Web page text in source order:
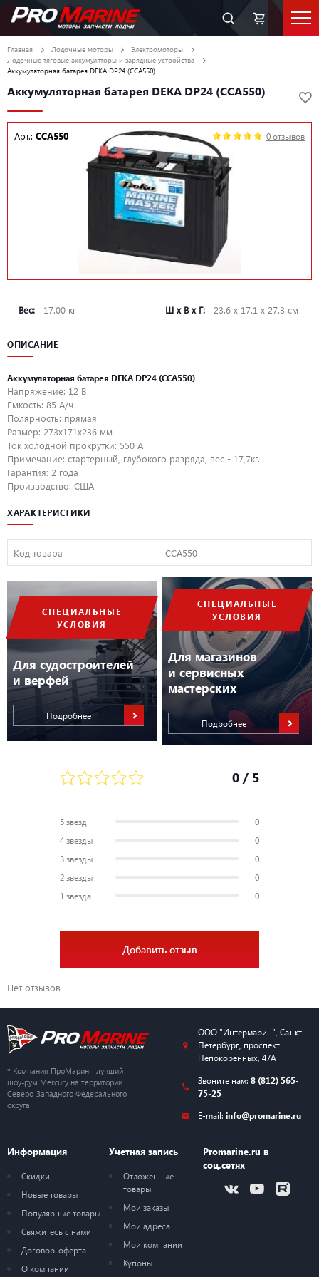
СПЕЦИАЛЬНЫЕ
УСЛОВИЯ
Для судостроителей
и верфей
Подробнее
СПЕЦИАЛЬНЫЕ
УСЛОВИЯ
Для магазинов
и сервисных
мастерских
Подробнее
Главная Лодочные моторы
Электромоторы
Лодочные тяговые аккумуляторы и зарядные устройства
Аккумуляторная батарея DEKA DP24 (CCA550)
Аккумуляторная батарея DEKA DP24 (CCA550)
Арт.: CCA550 0 отзывов
Вес: 17.00 кг Ш х В х Г: 23.6 х 17.1 х 27.3 см
ОПИСАНИЕ
Аккумуляторная батарея DEKA DP24 (CCA550)
Напряжение: 12 В
Емкость: 85 А/ч
Полярность: прямая
Размер: 273x171x236 мм
Ток холодной прокрутки: 550 А
Примечание: стартерный, глубокого разряда, вес - 17,7кг.
Гарантия: 2 года
Производство: США
ХАРАКТЕРИСТИКИ
Код товара CCA550
0 / 5
5 звезд
0
4 звезды
0
3 звезды
0
2 звезды
0
1 звезда
0
Добавить отзыв
Нет отзывов
* Компания ПроМарин - лучший
шоу-рум Mercury на территории
Северо-Западного Федерального
округа
ООО "Интермарин" Санкт-
Петербург, проспект
Непокоренных, 47А
Звоните нам: 8 (812) 565-
75-25
E-mail: info@promarine.ru
Информация
Скидки
Новые товары
Популярные товары
Свяжитесь с нами
Договор-оферта
О компании
Учетная запись
Отложенные
товары
Мои заказы
Мои адреса
Мои компании
Купоны
Promarine.ru в
соц.сетях